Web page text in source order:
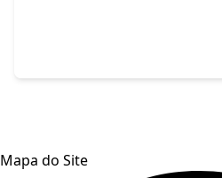
Mapa do Site